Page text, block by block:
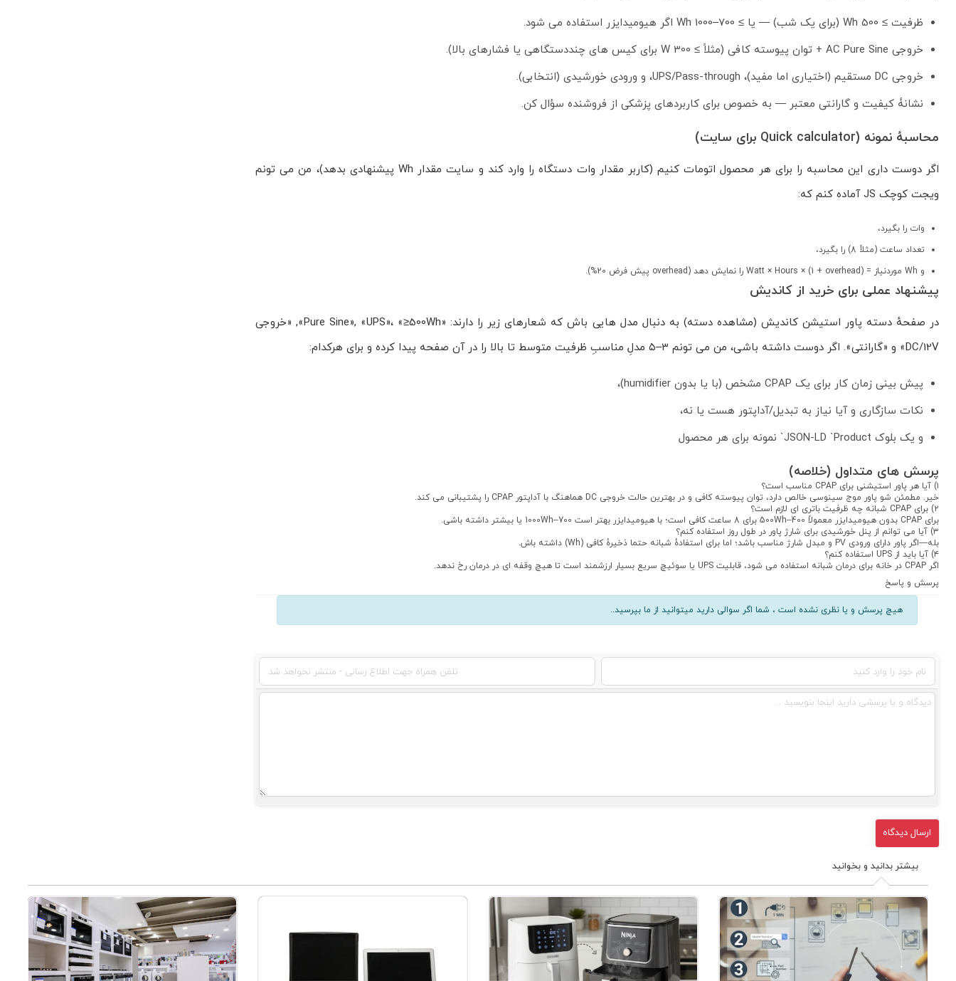
ظرفیت ≥ 500 Wh (برای یک شب) — یا ≥ 700–1000 Wh اگر هیومیدایزر استفاده می شود.
خروجی AC Pure Sine + توان پیوسته کافی (مثلاً ≥ 300 W برای کیس های چنددستگاهی یا فشارهای بالا).
خروجی DC مستقیم (اختیاری اما مفید)، UPS/Pass-through، و ورودی خورشیدی (انتخابی).
نشانۀ کیفیت و گارانتی معتبر — به خصوص برای کاربردهای پزشکی از فروشنده سؤال کن.
محاسبهٔ نمونه (Quick calculator برای سایت)
اگر دوست داری این محاسبه را برای هر محصول اتومات کنیم (کاربر مقدار وات دستگاه را وارد کند و سایت مقدار Wh پیشنهادی بدهد)، من می تونم
ویجت کوچک JS آماده کنم که:
وات را بگیرد،
تعداد ساعت (مثلاً 8) را بگیرد،
و Wh موردنیاز = Watt × Hours × (1 + overhead) را نمایش دهد (overhead پیش فرض 20%).
پیشنهاد عملی برای خرید از کاندیش
در صفحهٔ دسته پاور استیشن کاندیش (مشاهده دسته
) به دنبال مدل هایی باش که شعارهای زیر را دارند: «Pure Sine», «UPS»، «≥500Wh», «خروجی
DC/12V» و «گارانتی». اگر دوست داشته باشی، من می تونم ۳–۵ مدلِ مناسبِ ظرفیت متوسط تا بالا را در آن صفحه پیدا کرده و برای هرکدام:
پیش بینی زمان کار برای یک CPAP مشخص (با یا بدون humidifier)،
نکات سازگاری و آیا نیاز به تبدیل/آداپتور هست یا نه،
و یک بلوک JSON-LD `Product` نمونه برای هر محصول
پرسش های متداول (خلاصه)
۱) آیا هر پاور استیشنی برای CPAP مناسب است؟
خیر. مطمئن شو پاور موج سینوسی خالص دارد، توان پیوسته کافی و در بهترین حالت خروجی DC هماهنگ با آداپتور CPAP را پشتیبانی می کند.
۲) برای CPAP شبانه چه ظرفیت باتری ای لازم است؟
برای CPAP بدون هیومیدایزر معمولاً 400–500Wh برای 8 ساعت کافی است؛ با هیومیدایزر بهتر است 700–1000Wh یا بیشتر داشته باشی.
۳) آیا می توانم از پنل خورشیدی برای شارژ پاور در طول روز استفاده کنم؟
بله—اگر پاور دارای ورودی PV و مبدل شارژ مناسب باشد؛ اما برای استفادهٔ شبانه حتما ذخیرهٔ کافی (Wh) داشته باش.
۴) آیا باید از UPS استفاده کنم؟
اگر CPAP در خانه برای درمان شبانه استفاده می شود، قابلیت UPS یا سوئیچ سریع بسیار ارزشمند است تا هیچ وقفه ای در درمان رخ ندهد.
پرسش و پاسخ
هیچ پرسش و یا نظری نشده است ، شما اگر سوالی دارید میتوانید از ما بپرسید..
بیشتر بدانید و بخوانید